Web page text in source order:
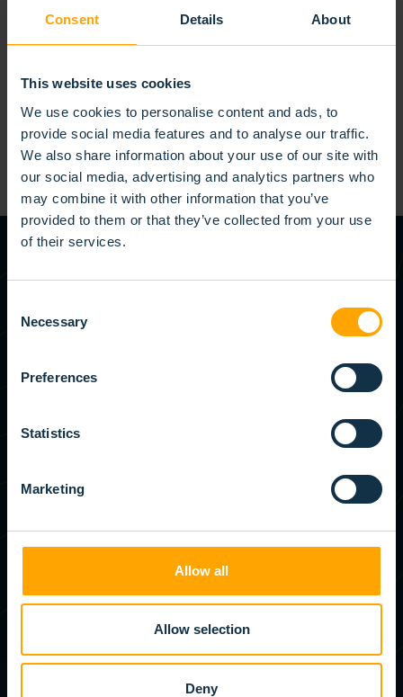
Consent Details About
This website uses cookies
We use cookies to personalise content and ads, to
provide social media features and to analyse our traffic.
We also share information about your use of our site with
our social media, advertising and analytics partners who
may combine it with other information that you’ve
provided to them or that they’ve collected from your use
of their services.
Selection
Necessary
Preferences
Statistics
Marketing
Allow all
Allow selection
Deny
exigences spécifiques. Vous bénéficiez ainsi d’une solution
parfaitement conçue pour votre application. Contactez-nous
dès maintenant pour découvrir les possibilités pour votre
projet.
CONTACTEZ-NOUS
BROSSE
TECHNIQUE SUR
Avez-vous besoin d’aide pour trouver la bonne
brosse technique ? Nos conseillers techniques
se feront un plaisir de vous accompagner et de
vous proposer la solution la plus adaptée à
CONTACTEZ UN CONSEILLER